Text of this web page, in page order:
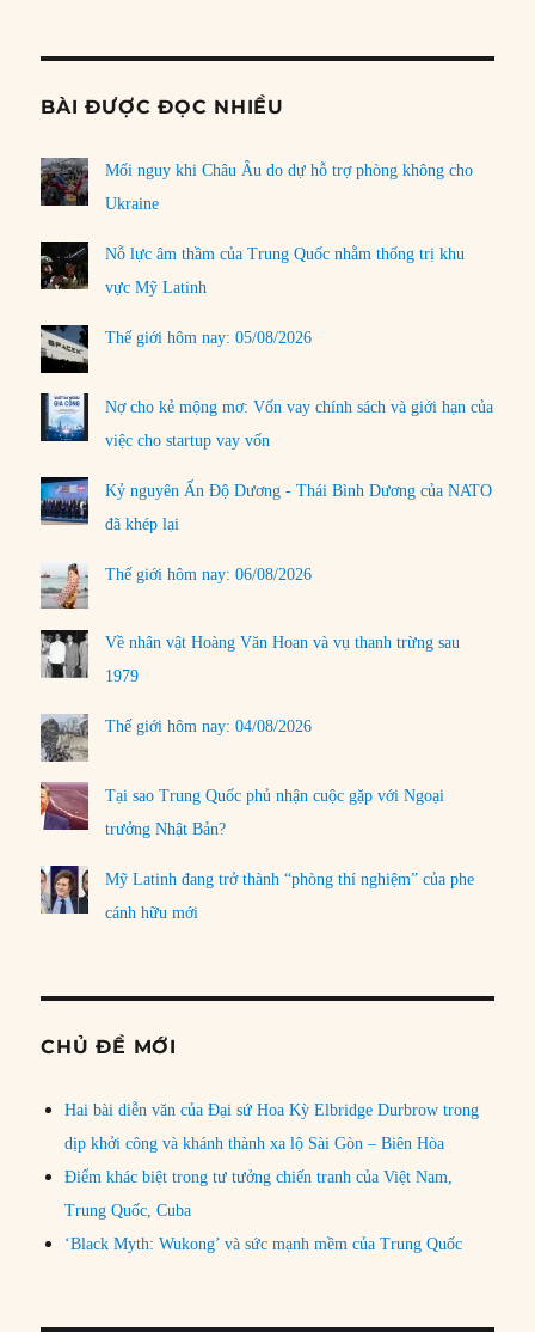
BÀI ĐƯỢC ĐỌC NHIỀU
Mối nguy khi Châu Âu do dự hỗ trợ phòng không cho
Ukraine
Nỗ lực âm thầm của Trung Quốc nhằm thống trị khu
vực Mỹ Latinh
Thế giới hôm nay: 05/08/2026
Nợ cho kẻ mộng mơ: Vốn vay chính sách và giới hạn của
việc cho startup vay vốn
Kỷ nguyên Ấn Độ Dương - Thái Bình Dương của NATO
đã khép lại
Thế giới hôm nay: 06/08/2026
Về nhân vật Hoàng Văn Hoan và vụ thanh trừng sau
1979
Thế giới hôm nay: 04/08/2026
Tại sao Trung Quốc phủ nhận cuộc gặp với Ngoại
trưởng Nhật Bản?
Mỹ Latinh đang trở thành “phòng thí nghiệm” của phe
cánh hữu mới
CHỦ ĐỀ MỚI
Hai bài diễn văn của Đại sứ Hoa Kỳ Elbridge Durbrow trong
dịp khởi công và khánh thành xa lộ Sài Gòn – Biên Hòa
Điểm khác biệt trong tư tưởng chiến tranh của Việt Nam,
Trung Quốc, Cuba
‘Black Myth: Wukong’ và sức mạnh mềm của Trung Quốc